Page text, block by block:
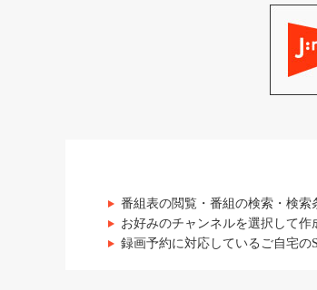
番組表の閲覧・番組の検索・検索
お好みのチャンネルを選択して作
録画予約に対応しているご自宅の